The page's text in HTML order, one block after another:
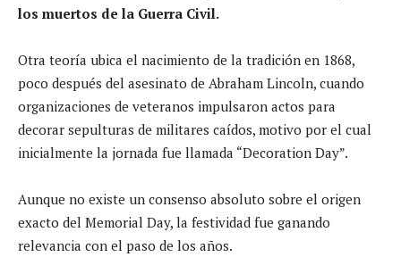
los muertos de la Guerra Civil.
Otra teoría ubica el nacimiento de la tradición en 1868,
poco después del asesinato de Abraham Lincoln, cuando
organizaciones de veteranos impulsaron actos para
decorar sepulturas de militares caídos, motivo por el cual
inicialmente la jornada fue llamada “Decoration Day”.
Aunque no existe un consenso absoluto sobre el origen
exacto del Memorial Day, la festividad fue ganando
relevancia con el paso de los años.